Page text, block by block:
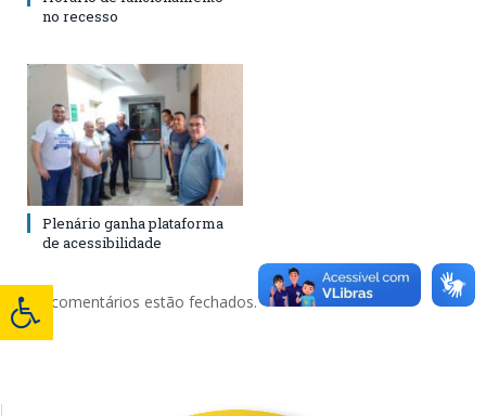
no recesso
Plenário ganha plataforma
de acessibilidade
Os comentários estão fechados.